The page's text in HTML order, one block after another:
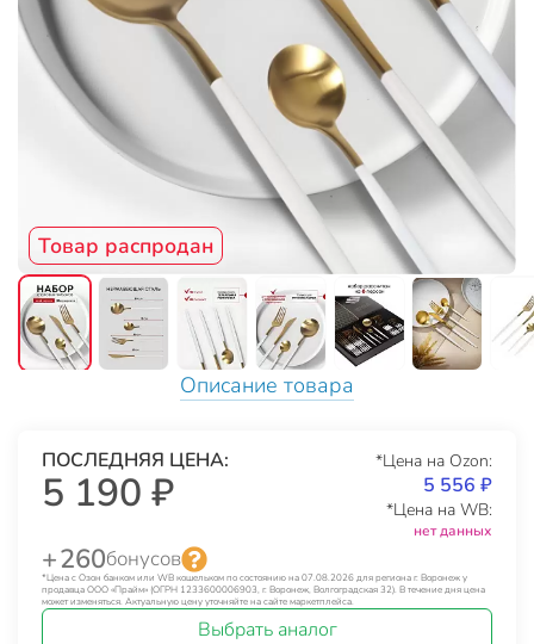
Товар распродан
Описание товара
ПОСЛЕДНЯЯ ЦЕНА:
5 190 ₽
*Цена на Ozon:
5 556 ₽
*Цена на WB:
нет данных
+ 260бонусов
*Цена с Озон банком или WB кошельком по состоянию на 07.08.2026 для региона г. Воронеж у
продавца ООО «Прайм» (ОГРН 1233600006903, г. Воронеж, Волгоградская 32). В течение дня цена
может изменяться. Актуальную цену уточняйте на сайте маркетплейса.
Выбрать аналог